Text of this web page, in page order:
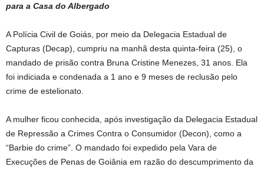
para a Casa do Albergado
A Polícia Civil de Goiás, por meio da Delegacia Estadual de
Capturas (Decap), cumpriu na manhã desta quinta-feira (25), o
mandado de prisão contra Bruna Cristine Menezes, 31 anos. Ela
foi indiciada e condenada a 1 ano e 9 meses de reclusão pelo
crime de estelionato.
A mulher ficou conhecida, após investigação da Delegacia Estadual
de Repressão a Crimes Contra o Consumidor (Decon), como a
“Barbie do crime”. O mandado foi expedido pela Vara de
Execuções de Penas de Goiânia em razão do descumprimento da